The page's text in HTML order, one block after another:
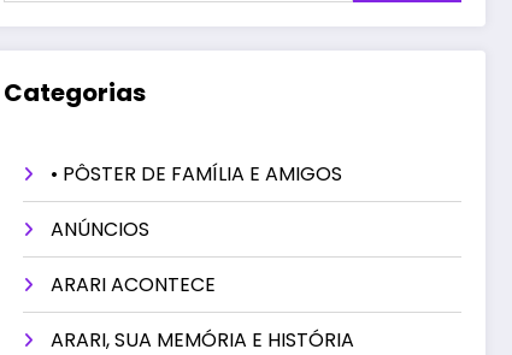
Categorias
• PÔSTER DE FAMÍLIA E AMIGOS
ANÚNCIOS
ARARI ACONTECE
ARARI, SUA MEMÓRIA E HISTÓRIA